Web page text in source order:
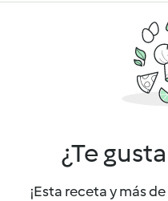
¿Te
¡Esta receta y más